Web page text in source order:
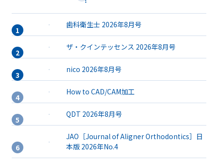
歯科衛生士 2026年8月号
ザ・クインテッセンス 2026年8月号
nico 2026年8月号
How to CAD/CAM加工
QDT 2026年8月号
JAO［Journal of Aligner Orthodontics］日
本版 2026年No.4